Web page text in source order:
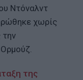
Ντόναλντ
χωρίς
την
της